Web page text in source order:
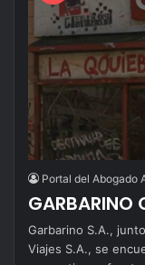
Portal del Abogado
GARBARINO
Garbarino S.A.,
Viajes S.A., se